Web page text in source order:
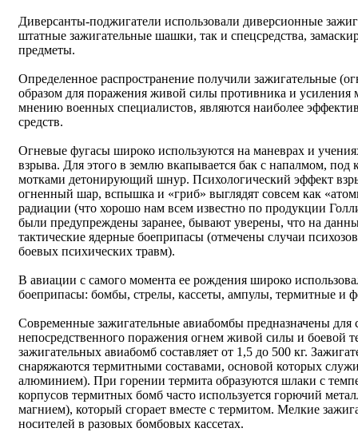
Диверсанты-поджигатели использовали диверсионные
штатные зажигательные шашки, так и спецсредства,
предметы.
Определенное распространение получили зажигательные
образом для поражения живой силы противника и
мнению военных специалистов, являются наиболее
средств.
Огневые фугасы широко используются на маневрах и
взрыва. Для этого в землю вкапывается бак с напалмом, под
мотками детонирующий шнур. Психологический эффект
огненный шар, вспышка и «гриб» выглядят совсем как
радиации (что хорошо нам всем известно по продукции
были предупреждены заранее, бывают уверены, что на
тактические ядерные боеприпасы (отмечены случаи
боевых психических травм).
В авиации с самого момента ее рождения широко
боеприпасы: бомбы, стрелы, кассеты, ампулы, термитные и
Современные зажигательные авиабомбы предназначены для
непосредственного поражения огнем живой силы и боевой
зажигательных авиабомб составляет от 1,5 до 500 кг.
снаряжаются термитными составами, основой которых
алюминием). При горении термита образуются шлаки с
корпусов термитных бомб часто используется горючий
магнием), который сгорает вместе с термитом. Мелкие
носителей в разовых бомбовых кассетах.